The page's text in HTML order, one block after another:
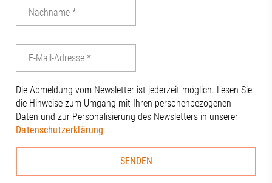
Die Abmeldung vom Newsletter ist jederzeit möglich. Lesen Sie
die Hinweise zum Umgang mit Ihren personenbezogenen
Daten und zur Personalisierung des Newsletters in unserer
Datenschutzerklärung.